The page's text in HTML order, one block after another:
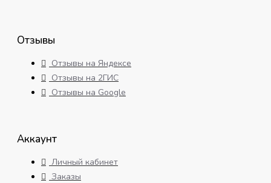
Отзывы
Отзывы на Яндексе
Отзывы на 2ГИС
Отзывы на Google
Аккаунт
Личный кабинет
Заказы